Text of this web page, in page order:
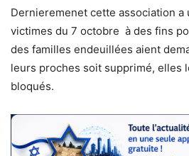
Dernieremenet cette association a
victimes du 7 octobre à des fins
des familles endeuillées aient
leurs proches soit supprimé, elles
bloqués.